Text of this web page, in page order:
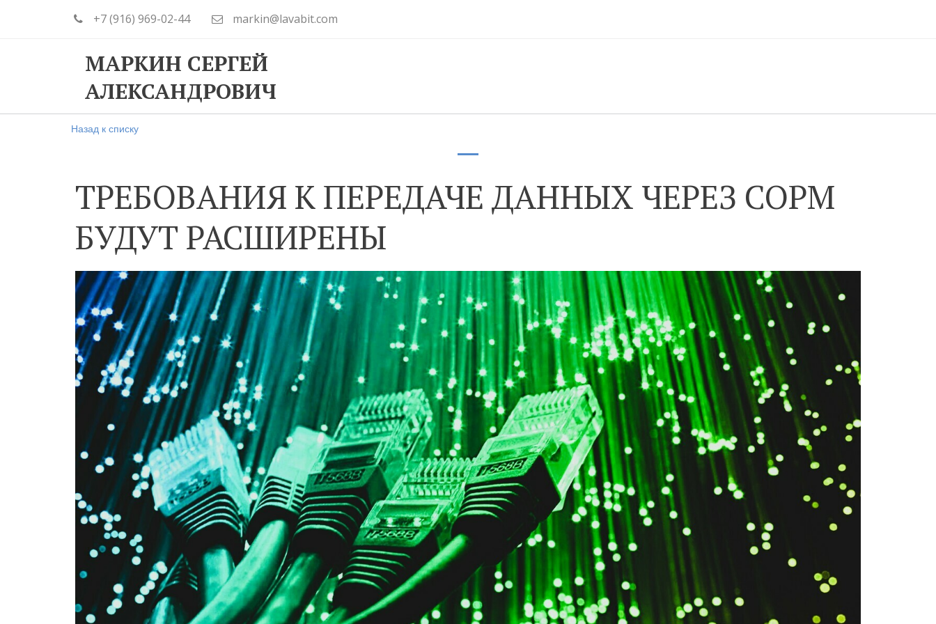
+7 (916) 969-02-44 markin@lavabit.com
МАРКИН СЕРГЕЙ
АЛЕКСАНДРОВИЧ
Назад к списку
ТРЕБОВАНИЯ К ПЕРЕДАЧЕ ДАННЫХ ЧЕРЕЗ СОРМ
БУДУТ РАСШИРЕНЫ